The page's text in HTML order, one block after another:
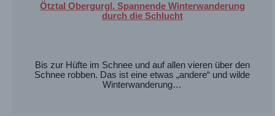
Ötztal Obergurgl. Spannende Winterwanderung
durch die Schlucht
Bis zur Hüfte im Schnee und auf allen vieren über den
Schnee robben. Das ist eine etwas „andere“ und wilde
Winterwanderung…